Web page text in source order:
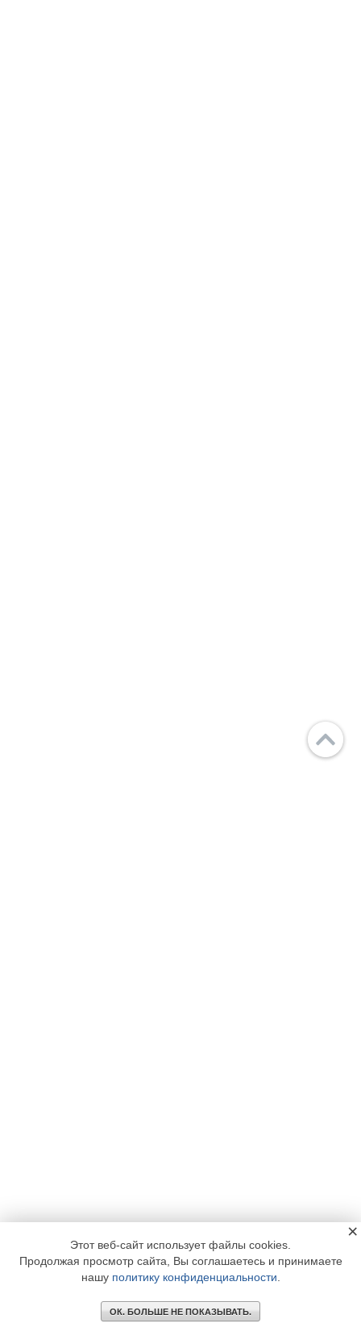
Этот веб-сайт использует файлы cookies.
Продолжая просмотр сайта, Вы соглашаетесь и принимаете
нашу политику конфиденциальности
ОК. БОЛЬШЕ НЕ ПОКАЗЫВАТЬ.
×